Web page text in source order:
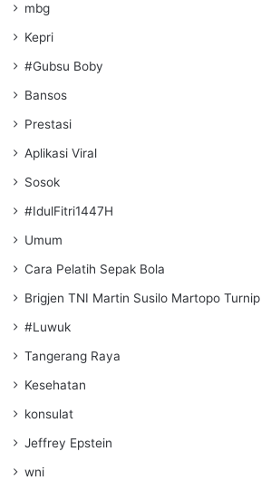
mbg
Kepri
#Gubsu Boby
Bansos
Prestasi
Aplikasi Viral
Sosok
#IdulFitri1447H
Umum
Cara Pelatih Sepak Bola
Brigjen TNI Martin Susilo Martopo Turnip
#Luwuk
Tangerang Raya
Kesehatan
konsulat
Jeffrey Epstein
wni